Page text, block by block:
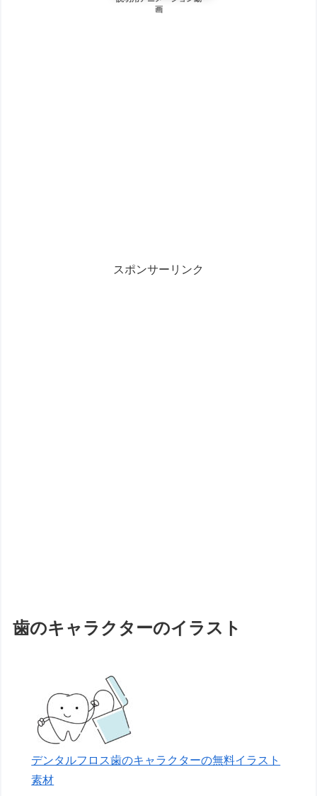
画
スポンサーリンク
歯のキャラクターのイラスト
デンタルフロス歯のキャラクターの無料イラスト
素材